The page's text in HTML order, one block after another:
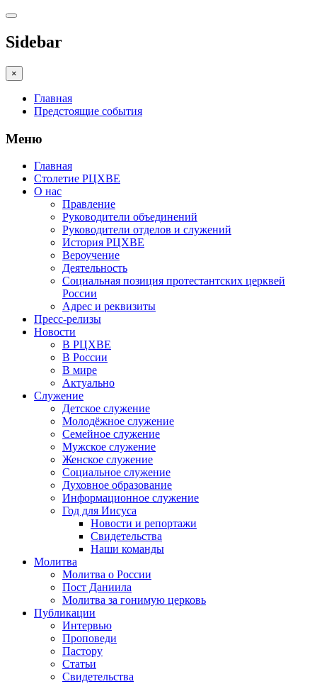
Sidebar
×
Главная
Предстоящие события
Меню
Главная
Столетие РЦХВЕ
О нас
Правление
Руководители объединений
Руководители отделов и служений
История РЦХВЕ
Вероучение
Деятельность
Социальная позиция протестантских церквей
России
Адрес и реквизиты
Пресс-релизы
Новости
В РЦХВЕ
В России
В мире
Актуально
Служение
Детское служение
Молодёжное служение
Семейное служение
Мужское служение
Женское служение
Социальное служение
Духовное образование
Информационное служение
Год для Иисуса
Новости и репортажи
Свидетельства
Наши команды
Молитва
Молитва о России
Пост Даниила
Молитва за гонимую церковь
Публикации
Интервью
Проповеди
Пастору
Статьи
Свидетельства